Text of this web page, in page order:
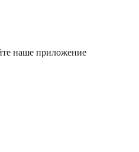
наше приложение